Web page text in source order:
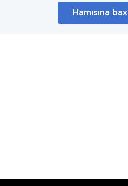
Hamısına bax